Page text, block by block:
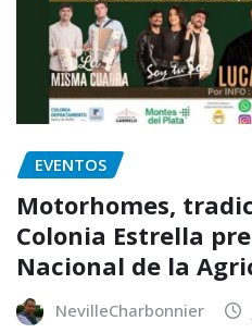
EVENTOS
Motorhomes,
Colonia Estrella
Nacional de la
NevilleCharbonnier